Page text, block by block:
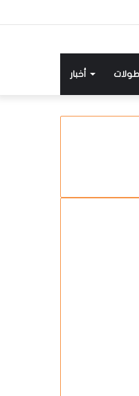
أخبار